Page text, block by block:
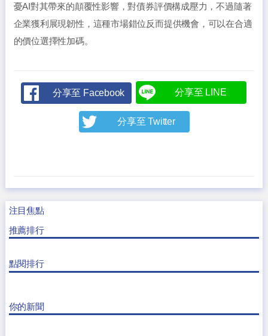
憂AI對其帶來的顛覆性影響，對債券評價構成壓力，不過隨著
企業獲利展現韌性，這種市場錯位反而提供機會，可以在合適
的價位選擇性加碼。
分享至 Facebook 分享至 LINE
分享至 Twitter
注目焦點
推薦排行
點閱排行
你的新聞